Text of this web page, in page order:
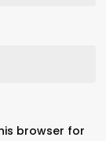
browser for